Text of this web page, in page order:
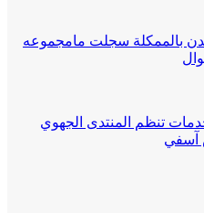
مدن بالممكلة سجلت مامجموعه
تنظم المنتدى الجهوي
آسفي